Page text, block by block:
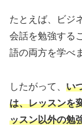
たとえば、ビジ
会話を勉強する
語の両方を学べ
したがって、 い
は、レッスンを
ッスン以外の勉